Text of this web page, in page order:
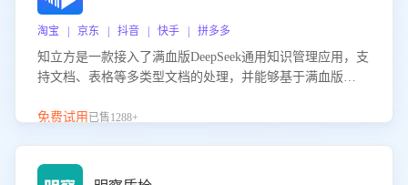
淘宝 | 京东 | 抖音 | 快手 | 拼多多
知立方是一款接入了满血版DeepSeek通用知识管理应用，支
持文档、表格等多类型文档的处理，并能够基于满血版
识支持，帮助用户高效管理和利用知识资源。通过该产品，
免费试用 已售1288+